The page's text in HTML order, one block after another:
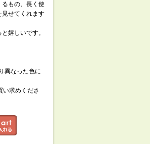
もの、長く使
見せてくれます
嬉しいです。
異なった色に
い求めくださ